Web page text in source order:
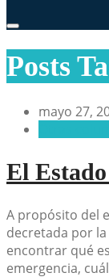
Posts
mayo 27,
El
A propósito del
decretada por
encontrar qué
emergencia,